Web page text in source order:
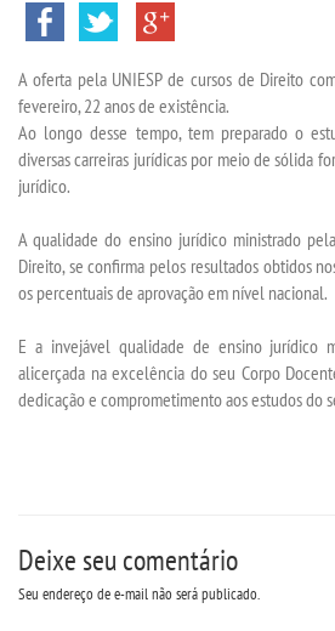
LICENCIATURAS
TECNOLÓGICOS
VESTIBULAR
TRANSFERÊNCIA
SEGUNDA GRADUAÇÃO
MATRÍCULA
PUBLICAÇÕES
A oferta pela UNIESP de cursos de Direito
fevereiro, 22 anos de existência.
Ao longo desse tempo, tem preparado o
diversas carreiras jurídicas por meio de sólida
jurídico.
A qualidade do ensino jurídico ministrado
Direito, se confirma pelos resultados obtidos
os percentuais de aprovação em nível nacional.
E a invejável qualidade de ensino jurídico
alicerçada na excelência do seu Corpo
dedicação e comprometimento aos estudos do
Deixe seu comentário
Seu endereço de e-mail não será publicado.